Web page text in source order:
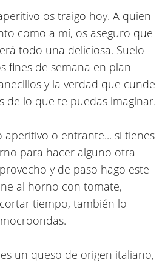
os traigo hoy. A quien
como a mí, os aseguro que
todo una deliciosa. Suelo
fines de semana en plan
y la verdad que cunde
de lo que te puedas imaginar.
aperitivo o entrante... si tienes
para hacer alguno otra
y de paso hago este
al horno con tomate,
tiempo, también lo
un queso de origen italiano,